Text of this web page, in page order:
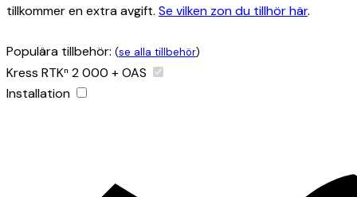
tillkommer en extra avgift. Se vilken zon du tillhör här.
Populära tillbehör: (se alla tillbehör)
Kress RTKⁿ 2 000 + OAS
Installation